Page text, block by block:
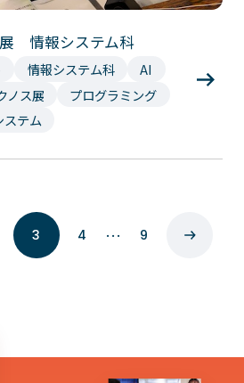
情報システム科
情報システム科
AI
ノス展
プログラミング
ステム
3 4 … 9